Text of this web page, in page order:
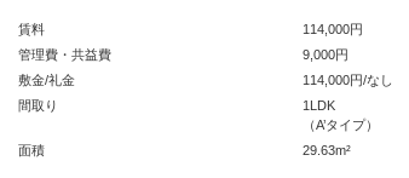
114,000円
9,000円
114,000円/なし
1LDK
（A’タイプ）
29.63m²